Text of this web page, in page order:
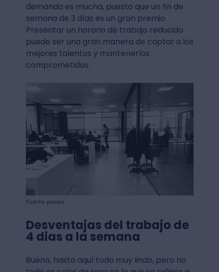
demanda es mucha, puesto que un fin de
semana de 3 días es un gran premio.
Presentar un horario de trabajo reducido
puede ser una gran manera de captar a los
mejores talentos y mantenerlos
comprometidos.
Fuente: pexels
Desventajas del trabajo de
4 dias a la semana
Bueno, hasta aquí todo muy lindo, pero no